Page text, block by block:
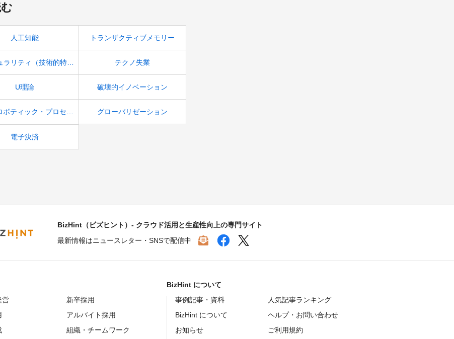
人工知能 トランザクティブメモリー
テクノ失業
U理論 破壊的イノベーション
グローバリゼーション
電子決済
BizHint（ビズヒント）- クラウド活用と生産性向上の専門サイト
最新情報はニュースレター・SNSで配信中
営
新卒採用
アルバイト採用
組織・チームワーク
BizHint について
事例記事・資料
人気記事ランキング
BizHint について
ヘルプ・お問い合わせ
お知らせ
ご利用規約